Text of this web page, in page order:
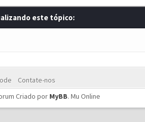
este tópico:
Contate-nos
Criado por MyBB. Mu Online